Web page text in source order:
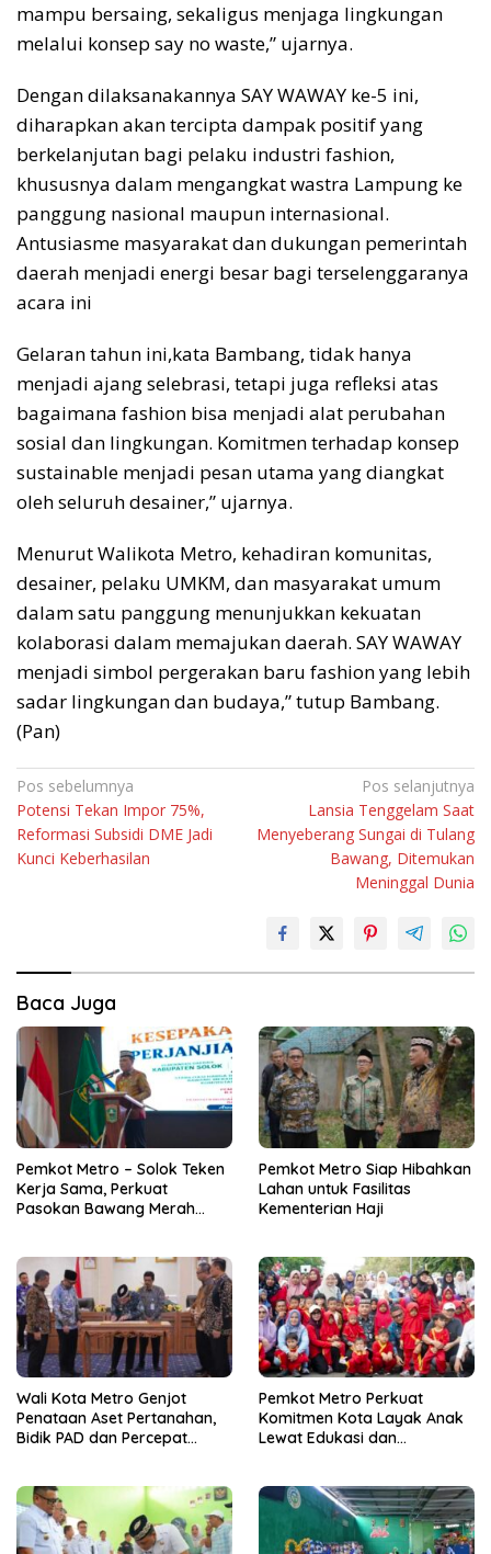
mampu bersaing, sekaligus menjaga lingkungan
melalui konsep say no waste,” ujarnya.
Dengan dilaksanakannya SAY WAWAY ke-5 ini,
diharapkan akan tercipta dampak positif yang
berkelanjutan bagi pelaku industri fashion,
khususnya dalam mengangkat wastra Lampung ke
panggung nasional maupun internasional.
Antusiasme masyarakat dan dukungan pemerintah
daerah menjadi energi besar bagi terselenggaranya
acara ini
Gelaran tahun ini,kata Bambang, tidak hanya
menjadi ajang selebrasi, tetapi juga refleksi atas
bagaimana fashion bisa menjadi alat perubahan
sosial dan lingkungan. Komitmen terhadap konsep
sustainable menjadi pesan utama yang diangkat
oleh seluruh desainer,” ujarnya.
Menurut Walikota Metro, kehadiran komunitas,
desainer, pelaku UMKM, dan masyarakat umum
dalam satu panggung menunjukkan kekuatan
kolaborasi dalam memajukan daerah. SAY WAWAY
menjadi simbol pergerakan baru fashion yang lebih
sadar lingkungan dan budaya,” tutup Bambang.
(Pan)
Navigasi
pos
Pos sebelumnya
Potensi Tekan Impor 75%,
Reformasi Subsidi DME Jadi
Kunci Keberhasilan
Pos selanjutnya
Lansia Tenggelam Saat
Menyeberang Sungai di Tulang
Bawang, Ditemukan
Meninggal Dunia
Baca Juga
Pemkot Metro – Solok Teken
Kerja Sama, Perkuat
Pasokan Bawang Merah
Pemkot Metro Siap Hibahkan
Lahan untuk Fasilitas
Kementerian Haji
Wali Kota Metro Genjot
Penataan Aset Pertanahan,
Bidik PAD dan Percepat
Pemkot Metro Perkuat
Komitmen Kota Layak Anak
Lewat Edukasi dan